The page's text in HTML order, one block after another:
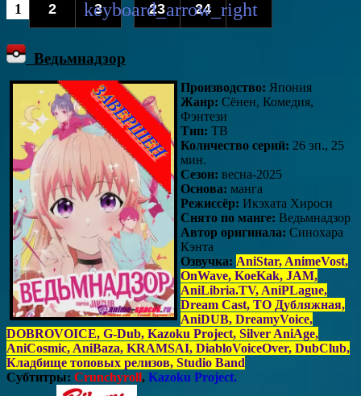
1 2 3 ... 23 24
Ведьмнадзор
Производство: Япония
Жанр: Сёнен, Комедия,
Фэнтези
Тип: ТВ
Количество серий: 26 эп., 25
мин.
Сезон: весна-2025
Основа: манга
Режиссёр: Икэхата Хироси
Снято по манге: Ведьмнадзор
Автор оригинала: Синохара
Кэнта
Озвучка: AniStar, AnimeVost,
OnWave, KoeKak, JAM,
AniLibria.TV, AniPLague,
Dream Cast, ТО Дубляжная,
AniDUB, DreamyVoice,
DOBROVOICE, G-Dub, Kazoku Project, Silver AniAge,
AniCosmic, AniBaza, KRAMSAI, DiabloVoiceOver, DubClub,
Кладбище топовых релизов, Studio Band
Субтитры: Crunchyroll, Kazoku Project.